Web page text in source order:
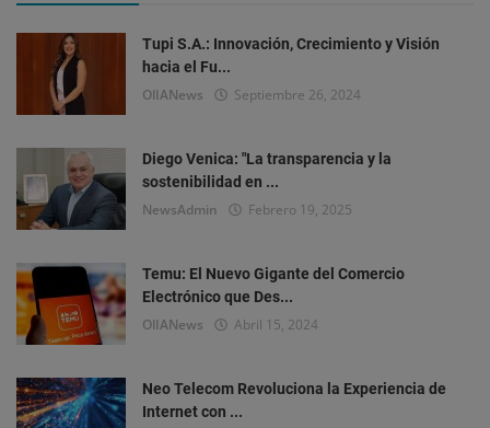
Tupi S.A.: Innovación, Crecimiento y Visión
hacia el Fu...
OlIANews Septiembre 26, 2024
Diego Venica: "La transparencia y la
sostenibilidad en ...
NewsAdmin Febrero 19, 2025
Temu: El Nuevo Gigante del Comercio
Electrónico que Des...
OlIANews Abril 15, 2024
Neo Telecom Revoluciona la Experiencia de
Internet con ...